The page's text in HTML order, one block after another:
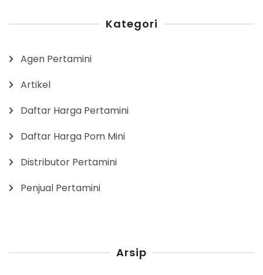
Kategori
Agen Pertamini
Artikel
Daftar Harga Pertamini
Daftar Harga Pom Mini
Distributor Pertamini
Penjual Pertamini
Arsip